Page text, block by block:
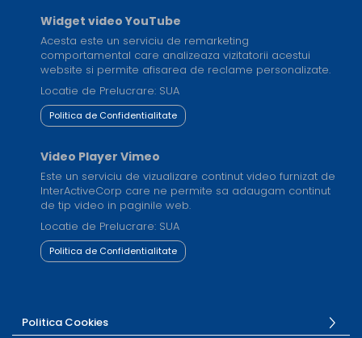
Widget video YouTube
Acesta este un serviciu de remarketing
comportamental care analizeaza vizitatorii acestui
website si permite afisarea de reclame personalizate.
Locatie de Prelucrare: SUA
Politica de Confidentialitate
Video Player Vimeo
Este un serviciu de vizualizare continut video furnizat de
InterActiveCorp care ne permite sa adaugam continut
de tip video in paginile web.
Locatie de Prelucrare: SUA
Politica de Confidentialitate
Politica Cookies